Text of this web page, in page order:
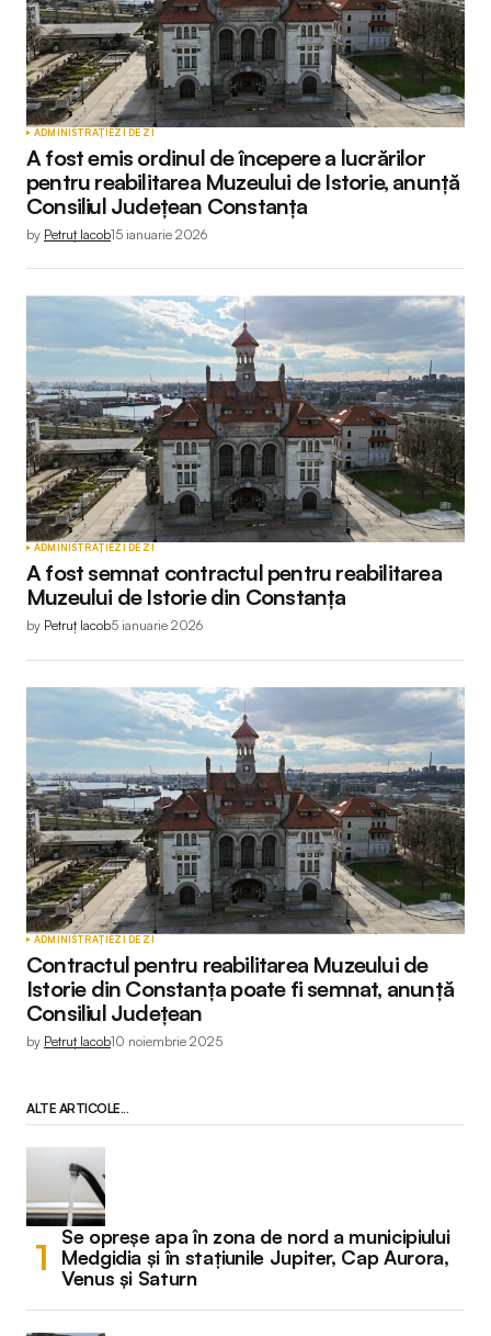
ADMINISTRAȚIEZI DE ZI
A fost emis ordinul de începere a lucrărilor
pentru reabilitarea Muzeului de Istorie, anunță
Consiliul Județean Constanța
by Petruț Iacob15 ianuarie 2026
ADMINISTRAȚIEZI DE ZI
A fost semnat contractul pentru reabilitarea
Muzeului de Istorie din Constanța
by Petruț Iacob5 ianuarie 2026
ADMINISTRAȚIEZI DE ZI
Contractul pentru reabilitarea Muzeului de
Istorie din Constanța poate fi semnat, anunță
Consiliul Județean
by Petruț Iacob10 noiembrie 2025
ALTE ARTICOLE...
Se opreșe apa în zona de nord a municipiului
Medgidia și în stațiunile Jupiter, Cap Aurora,
Venus și Saturn